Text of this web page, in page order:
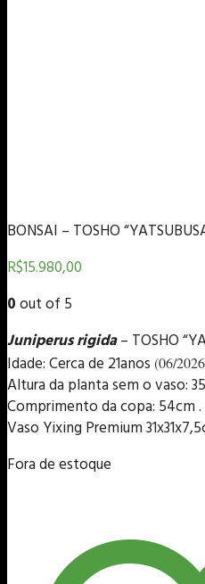
BONSAI – TOSHO
R$15.980,00
0out of 5
Juniperus rigida– TOSHO
Idade: Cerca de 21anos (06/
Altura da planta sem o vaso:
Comprimento da copa: 54cm .
Vaso Yixing Premium
Fora de estoque